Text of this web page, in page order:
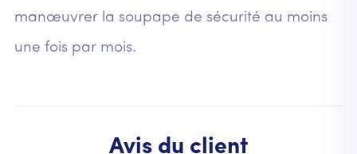
manœuvrer la soupape de sécurité au moins
une fois par mois.
Avis du client